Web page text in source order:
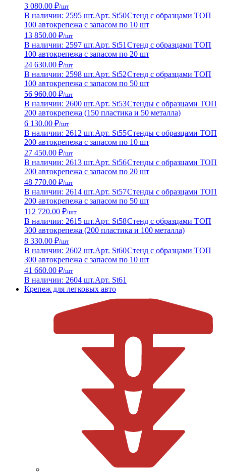
3 080.00 ₽/шт
В наличии: 2595 шт.Арт. St50Стенд с образцами ТОП
100 автокрепежа с запасом по 10 шт
13 850.00 ₽/шт
В наличии: 2597 шт.Арт. St51 Стенд с образцами ТОП
100 автокрепежа с запасом по 20 шт
24 630.00 ₽/шт
В наличии: 2598 шт.Арт. St52Стенд с образцами ТОП
100 автокрепежа с запасом по 50 шт
56 960.00 ₽/шт
В наличии: 2600 шт.Арт. St53Стенды с образцами ТОП
200 автокрепежа (150 пластика и 50 металла)
6 130.00 ₽/шт
В наличии: 2612 шт.Арт. St55Стенды с образцами ТОП
200 автокрепежа с запасом по 10 шт
27 450.00 ₽/шт
В наличии: 2613 шт.Арт. St56Стенды с образцами ТОП
200 автокрепежа с запасом по 20 шт
48 770.00 ₽/шт
В наличии: 2614 шт.Арт. St57Стенды с образцами ТОП
200 автокрепежа с запасом по 50 шт
112 720.00 ₽/шт
В наличии: 2615 шт.Арт. St58Стенд с образцами ТОП
300 автокрепежа (200 пластика и 100 металла)
8 330.00 ₽/шт
В наличии: 2602 шт.Арт. St60Стенд с образцами ТОП
300 автокрепежа с запасом по 10 шт
41 660.00 ₽/шт
В наличии: 2604 шт.Арт. St61
Крепеж для легковых авто